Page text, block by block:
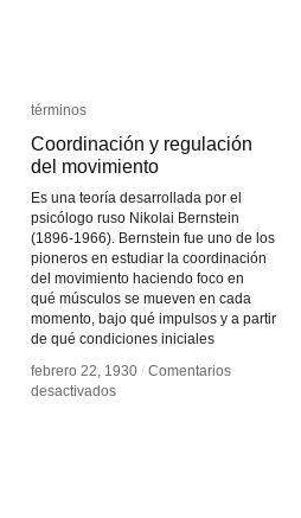
términos
Coordinación y regulación
del movimiento
Es una teoría desarrollada por el
psicólogo ruso Nikolai Bernstein
(1896-1966). Bernstein fue uno de los
pioneros en estudiar la coordinación
del movimiento haciendo foco en
qué músculos se mueven en cada
momento, bajo qué impulsos y a partir
de qué condiciones iniciales
febrero 22, 1930 / Comentarios
desactivadosen
términos
Coordinación y regulación
del movimiento
febrero 22, 1930 / Comentarios
desactivadosen